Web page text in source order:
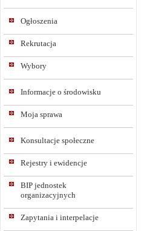
Ogłoszenia
Rekrutacja
Wybory
Informacje o środowisku
Moja sprawa
Konsultacje społeczne
Rejestry i ewidencje
BIP jednostek
organizacyjnych
Zapytania i interpelacje